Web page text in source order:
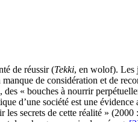
de réussir (Tekki, en wolof). Les
de considération et de
« bouches à nourrir
d’une société est une
secrets de cette réalité »